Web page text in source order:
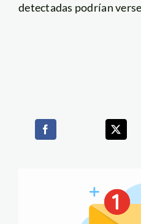
detectadas podrían